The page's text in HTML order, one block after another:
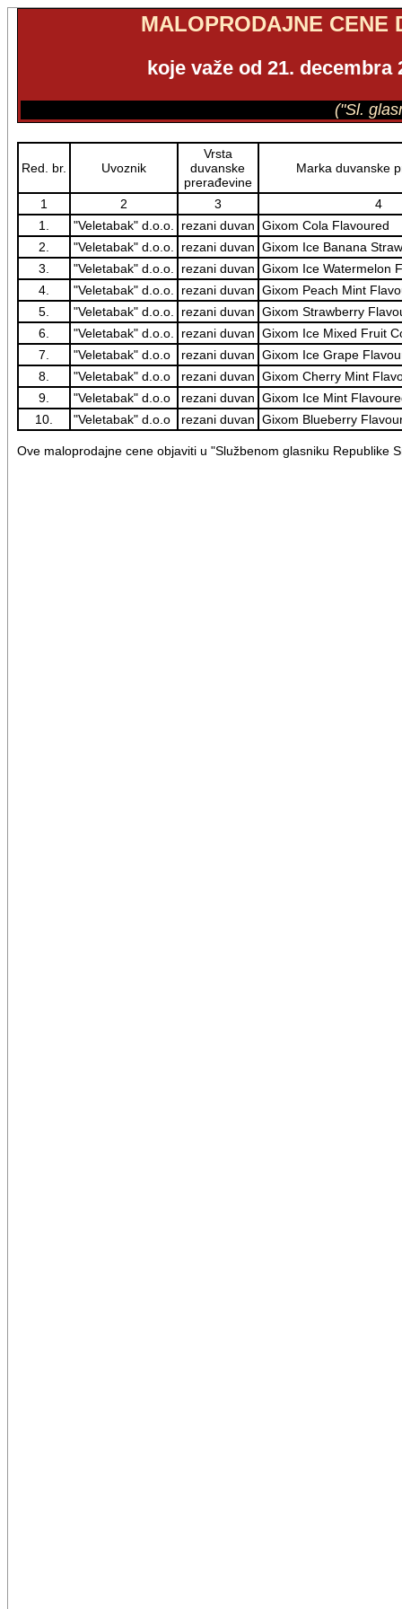
MALOPRODAJNE CENE
koje važe od 21.
("Sl.
Red. br. Uvoznik
Vrsta
duvanske
prerađevine
Marka duvanske
1 2 3
4
1.
"Veletabak" d.o.o. rezani duvan Gixom Cola Flavoured
2.
"Veletabak" d.o.o. rezani duvan Gixom Ice Banana
3.
"Veletabak" d.o.o. rezani duvan Gixom Ice Watermelon
4.
"Veletabak" d.o.o. rezani duvan Gixom Peach Mint
5.
"Veletabak" d.o.o. rezani duvan Gixom Strawberry
6.
"Veletabak" d.o.o. rezani duvan Gixom Ice Mixed Fruit
7.
"Veletabak" d.o.o rezani duvan Gixom Ice Grape
8.
"Veletabak" d.o.o rezani duvan Gixom Cherry Mint
9.
"Veletabak" d.o.o rezani duvan Gixom Ice Mint
10.
"Veletabak" d.o.o rezani duvan Gixom Blueberry
Ove maloprodajne cene objaviti u "Službenom glasniku Republike